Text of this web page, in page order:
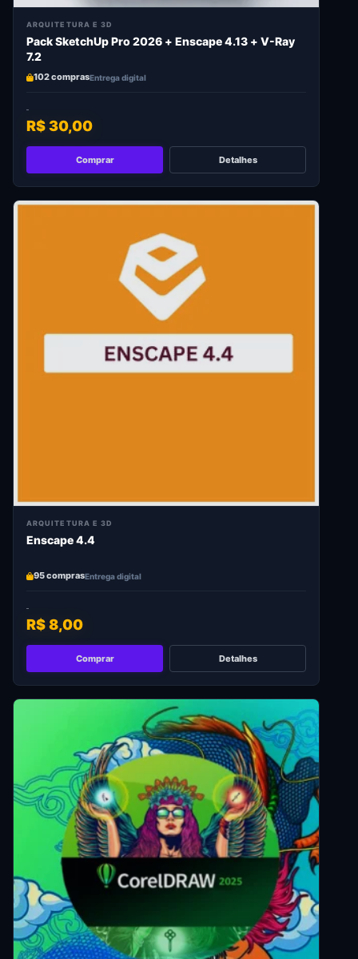
ARQUITETURA E 3D
Pack SketchUp Pro 2026 + Enscape 4.13 + V-Ray
7.2
102 comprasEntrega digital
R$ 30,00
Comprar Detalhes
ARQUITETURA E 3D
Enscape 4.4
95 comprasEntrega digital
R$ 8,00
Comprar Detalhes